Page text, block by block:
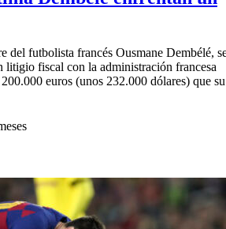
del futbolista francés Ousmane Dembélé,
litigio fiscal con la administración francesa
euros (unos 232.000 dólares) que su